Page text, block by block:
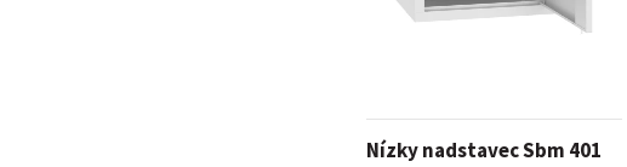
Nízky nadstavec Sbm 401